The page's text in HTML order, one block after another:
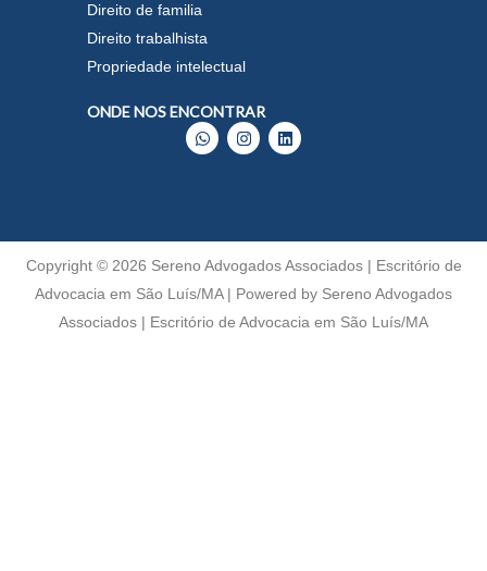
Direito de familia
Direito trabalhista
Propriedade intelectual
ONDE NOS ENCONTRAR
W
h
a
p
I
n
s
a
m
L
i
n
n
Copyright © 2026 Sereno Advogados Associados | Escritório de
Advocacia em São Luís/MA | Powered by Sereno Advogados
Associados | Escritório de Advocacia em São Luís/MA